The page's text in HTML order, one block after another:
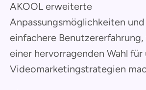
AKOOL erweiterte
Anpassungsmöglichkeiten
einfachere Benutzererfahrung,
einer hervorragenden Wahl für
Videomarketingstrategien